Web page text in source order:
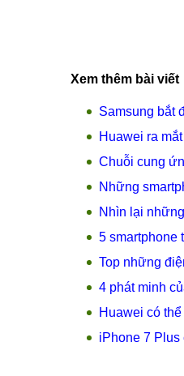
Xem thêm bài viết
Samsung bắt
Huawei ra
Chuỗi cung
Những
Nhìn lại
5 smartphone
Top những
4 phát minh
Huawei có
iPhone 7 Plus